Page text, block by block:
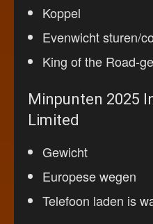
Koppel
Evenwicht sturen/
King of the Road-
Minpunten 2025
Limited
Gewicht
Europese wegen
Telefoon laden is